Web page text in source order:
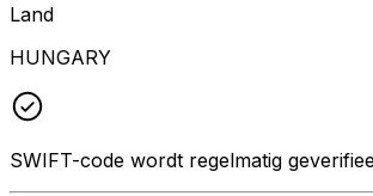
Land
HUNGARY
SWIFT-code wordt regelmatig